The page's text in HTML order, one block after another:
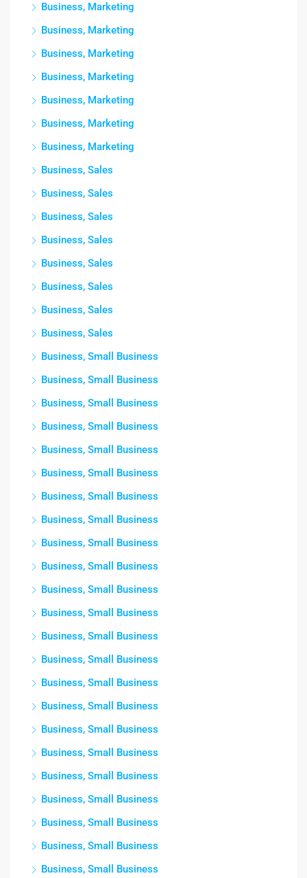
Business, Marketing
Business, Marketing
Business, Marketing
Business, Marketing
Business, Marketing
Business, Marketing
Business, Marketing
Business, Sales
Business, Sales
Business, Sales
Business, Sales
Business, Sales
Business, Sales
Business, Sales
Business, Sales
Business, Small Business
Business, Small Business
Business, Small Business
Business, Small Business
Business, Small Business
Business, Small Business
Business, Small Business
Business, Small Business
Business, Small Business
Business, Small Business
Business, Small Business
Business, Small Business
Business, Small Business
Business, Small Business
Business, Small Business
Business, Small Business
Business, Small Business
Business, Small Business
Business, Small Business
Business, Small Business
Business, Small Business
Business, Small Business
Business, Small Business